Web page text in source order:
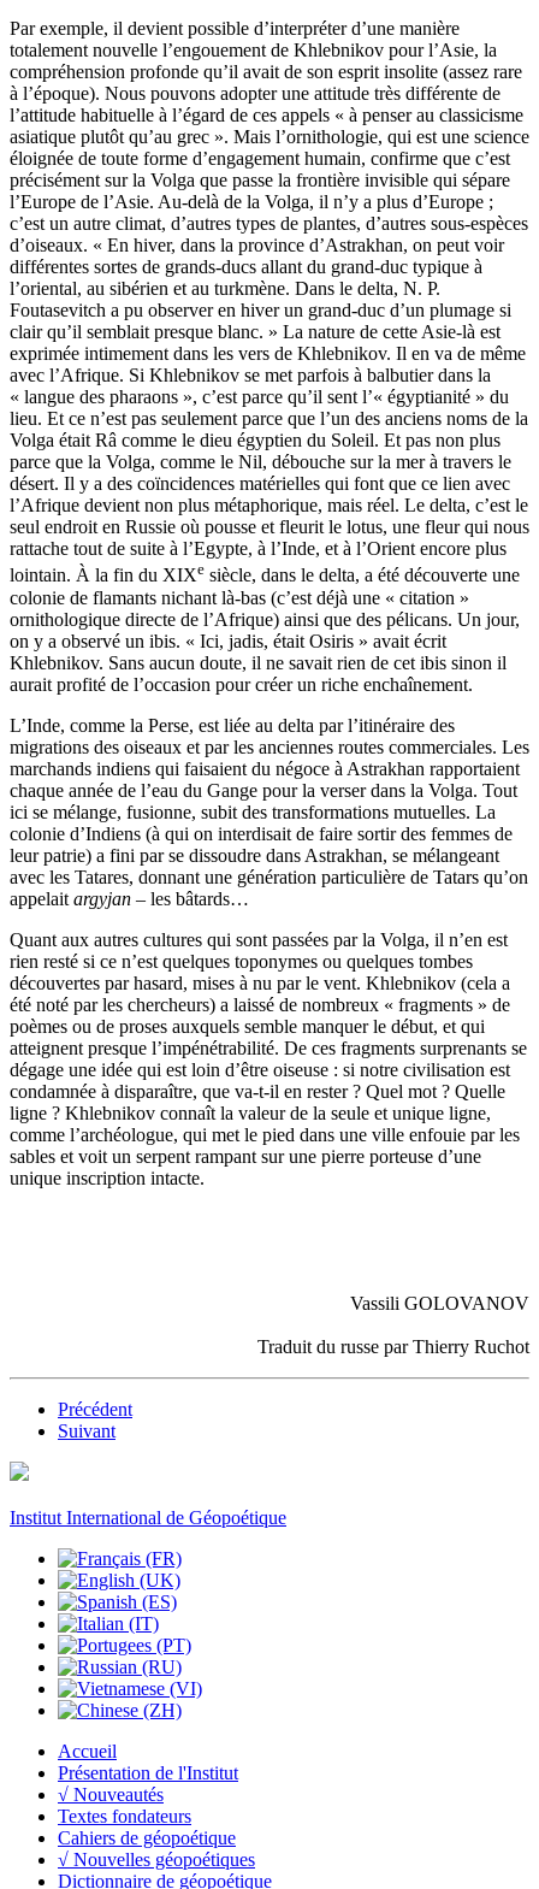
Par exemple, il devient possible d’interpréter d’une manière
totalement nouvelle l’engouement de Khlebnikov pour l’Asie, la
compréhension profonde qu’il avait de son esprit insolite (assez rare
à l’époque). Nous pouvons adopter une attitude très différente de
l’attitude habituelle à l’égard de ces appels « à penser au classicisme
asiatique plutôt qu’au grec ». Mais l’ornithologie, qui est une science
éloignée de toute forme d’engagement humain, confirme que c’est
précisément sur la Volga que passe la frontière invisible qui sépare
l’Europe de l’Asie. Au-delà de la Volga, il n’y a plus d’Europe ;
c’est un autre climat, d’autres types de plantes, d’autres sous-espèces
d’oiseaux. « En hiver, dans la province d’Astrakhan, on peut voir
différentes sortes de grands-ducs allant du grand-duc typique à
l’oriental, au sibérien et au turkmène. Dans le delta, N. P.
Foutasevitch a pu observer en hiver un grand-duc d’un plumage si
clair qu’il semblait presque blanc. » La nature de cette Asie-là est
exprimée intimement dans les vers de Khlebnikov. Il en va de même
avec l’Afrique. Si Khlebnikov se met parfois à balbutier dans la
« langue des pharaons », c’est parce qu’il sent l’« égyptianité » du
lieu. Et ce n’est pas seulement parce que l’un des anciens noms de la
Volga était Râ comme le dieu égyptien du Soleil. Et pas non plus
parce que la Volga, comme le Nil, débouche sur la mer à travers le
désert. Il y a des coïn­cidences matérielles qui font que ce lien avec
l’Afrique devient non plus mé­taphorique, mais réel. Le delta, c’est le
seul endroit en Russie où pousse et fleurit le lotus, une fleur qui nous
rattache tout de suite à l’Egypte, à l’Inde, et à l’Orient encore plus
lointain. À la fin du XIXe siècle, dans le delta, a été découverte une
colonie de flamants nichant là-bas (c’est déjà une « citation »
ornithologique directe de l’Afrique) ainsi que des pélicans. Un jour,
on y a observé un ibis. « Ici, jadis, était Osiris » avait écrit
Khlebnikov. Sans aucun doute, il ne savait rien de cet ibis sinon il
aurait profité de l’occasion pour créer un riche enchaînement.
L’Inde, comme la Perse, est liée au delta par l’itinéraire des
migrations des oiseaux et par les anciennes routes commerciales. Les
marchands indiens qui faisaient du négoce à Astrakhan rapportaient
chaque année de l’eau du Gange pour la verser dans la Volga. Tout
ici se mélange, fusionne, subit des transformations mutuelles. La
colonie d’Indiens (à qui on interdisait de faire sortir des femmes de
leur patrie) a fini par se dissoudre dans Astrakhan, se mélangeant
avec les Tatares, donnant une génération particulière de Tatars qu’on
appelait argyjan – les bâtards…
Quant aux autres cultures qui sont passées par la Volga, il n’en est
rien resté si ce n’est quelques toponymes ou quelques tombes
découvertes par hasard, mises à nu par le vent. Khlebnikov (cela a
été noté par les cher­cheurs) a laissé de nombreux « fragments » de
poèmes ou de proses auxquels semble manquer le début, et qui
atteignent presque l’impénétrabilité. De ces fragments surprenants se
dégage une idée qui est loin d’être oiseuse : si notre civilisation est
condamnée à disparaître, que va-t-il en rester ? Quel mot ? Quelle
ligne ? Khlebnikov connaît la valeur de la seule et unique ligne,
comme l’archéologue, qui met le pied dans une ville enfouie par les
sables et voit un serpent rampant sur une pierre porteuse d’une
unique inscription intacte.
Vassili GOLOVANOV
Traduit du russe par Thierry Ruchot
Précédent
Suivant
Institut International de Géopoétique
Accueil
Présentation de l'Institut
√ Nouveautés
Textes fondateurs
Cahiers de géopoétique
√ Nouvelles géopoétiques
Dictionnaire de géopoétique